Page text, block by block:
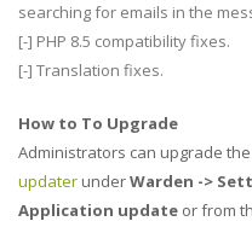
searching for emails in the
[-] PHP 8.5 compatibility fixes.
[-] Translation fixes.
How to To Upgrade
Administrators can upgrade
updater underWarden ->
Application update or from